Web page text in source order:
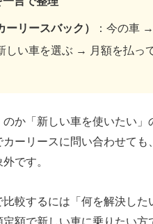
ーリースバック）
：今の車
しい車を選ぶ → 月額を払っ
のか「新しい車を使いたい
ーリースに問い合わせて
です。
較するには「何を解決し